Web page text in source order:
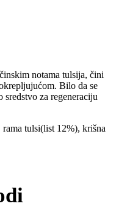
notama tulsija, čini
Bilo da se
za regeneraciju
tulsi(list 12%), krišna